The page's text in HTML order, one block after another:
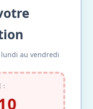
au vendredi
: